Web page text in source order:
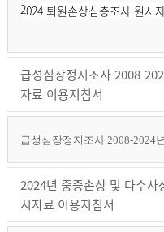
2024 퇴원손상심층조사 원시
급성심장정지조사 2008-
자료 이용지침서
급성심장정지조사 2008-2024
2024년 중증손상 및 다수사
시자료 이용지침서